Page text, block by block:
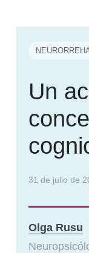
Un
31 de julio de
Olga Rusu